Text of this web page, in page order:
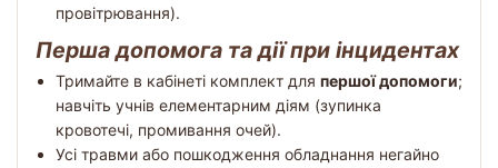
провітрювання).
Перша допомога та дії при інцидентах
Тримайте в кабінеті комплект для першої допомоги;
навчіть учнів елементарним діям (зупинка
кровотечі, промивання очей).
Усі травми або пошкодження обладнання негайно